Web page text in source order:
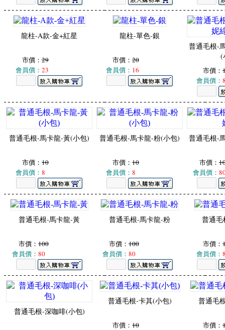
龍柱-A款-金+紅星
市價： 29
會員價： 23
龍柱-單色-銀
市價： 20
會員價： 16
普通毛根-
(
市價：
會員價：
普通毛根-馬卡龍-黃(小包)
市價： 10
會員價： 8
普通毛根-馬卡龍-粉(小包)
市價： 10
會員價： 8
普通毛根-
市價：
會員價：
普通毛根-馬卡龍-黃
市價： 100
會員價： 80
普通毛根-馬卡龍-粉
市價： 100
會員價： 80
普通
市價：
會員價：
普通毛根-深咖啡(小包)
普通毛根-卡其(小包)
市價： 10
普通毛
市價：